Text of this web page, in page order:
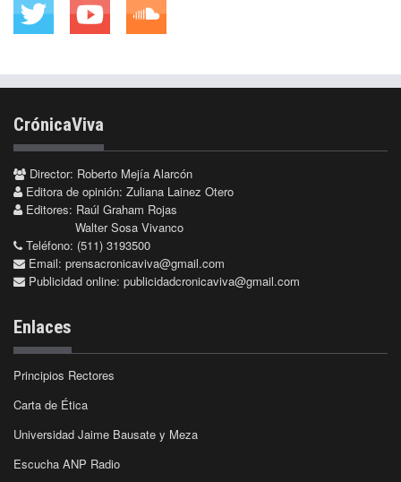
CrónicaViva
Director: Roberto Mejía Alarcón
Editora de opinión: Zuliana Lainez Otero
Editores: Raúl Graham Rojas
Walter Sosa Vivanco
Teléfono: (511) 3193500
Email: prensacronicaviva@gmail.com
Publicidad online: publicidadcronicaviva@gmail.com
Enlaces
Principios Rectores
Carta de Ética
Universidad Jaime Bausate y Meza
Escucha ANP Radio